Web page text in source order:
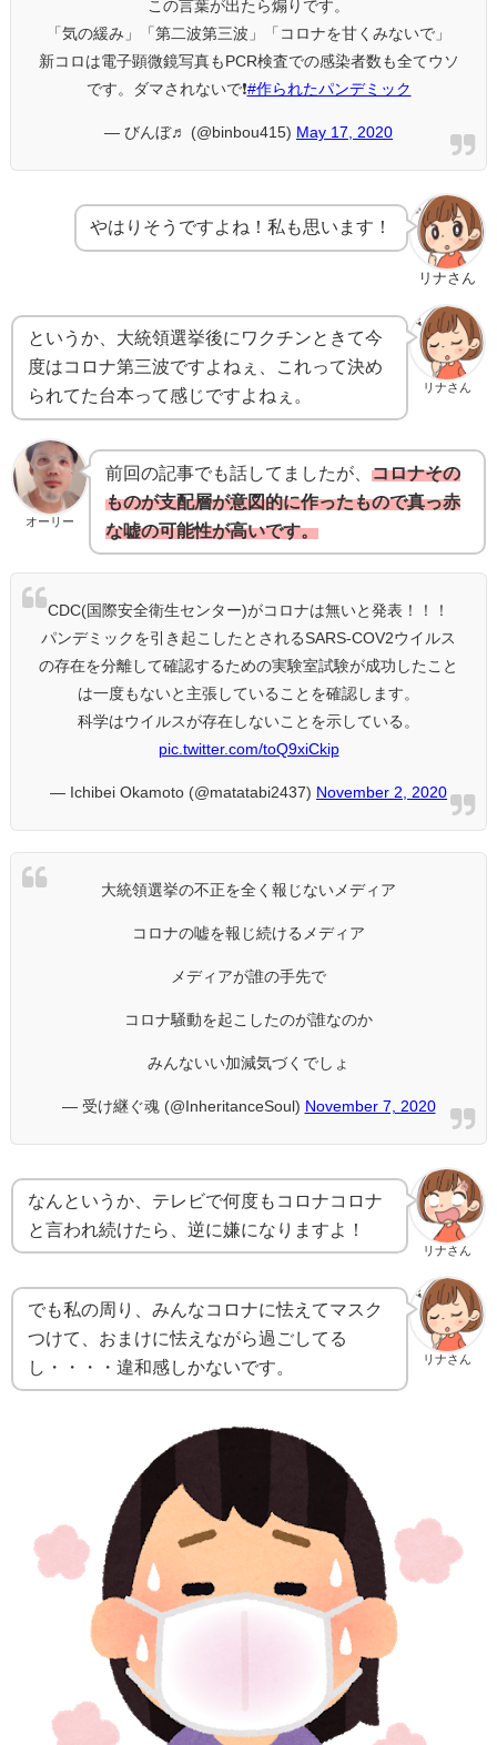
この言葉が出たら煽りです。
「気の緩み」「第二波第三波」「コロナを甘くみないで」
新コロは電子顕微鏡写真もPCR検査での感染者数も全てウソ
です。ダマされないで❗️#作られたパンデミック
— びんぼ♬ (@binbou415) May 17, 2020
リナさん
やはりそうですよね！私も思います！
リナさん
というか、大統領選挙後にワクチンときて今
度はコロナ第三波ですよねぇ、これって決め
られてた台本って感じですよねぇ。
オーリー
前回の記事でも話してましたが、 コロナその
ものが支配層が意図的に作ったもので真っ赤
な嘘の可能性が高いです。
CDC(国際安全衛生センター)がコロナは無いと発表！！！
パンデミックを引き起こしたとされるSARS-COV2ウイルス
の存在を分離して確認するための実験室試験が成功したこと
は一度もないと主張していることを確認します。
科学はウイルスが存在しないことを示している。
pic.twitter.com/toQ9xiCkip
— Ichibei Okamoto (@matatabi2437) November 2, 2020
大統領選挙の不正を全く報じないメディア
コロナの嘘を報じ続けるメディア
メディアが誰の手先で
コロナ騒動を起こしたのが誰なのか
みんないい加減気づくでしょ
— 受け継ぐ魂 (@InheritanceSoul) November 7, 2020
リナさん
なんというか、テレビで何度もコロナコロナ
と言われ続けたら、逆に嫌になりますよ！
リナさん
でも私の周り、みんなコロナに怯えてマスク
つけて、おまけに怯えながら過ごしてる
し・・・・違和感しかないです。